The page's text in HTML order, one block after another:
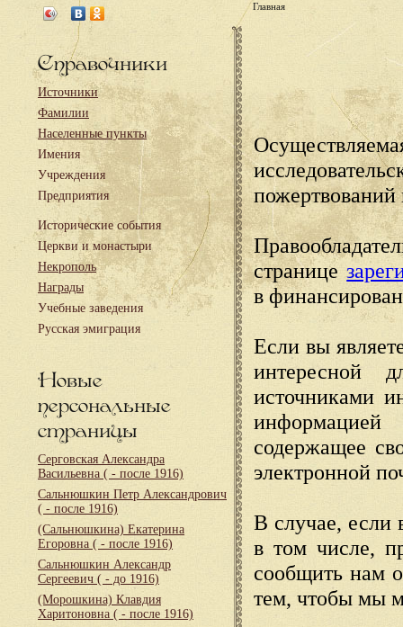
Справочники
Источники
Фамилии
Населенные пункты
Имения
Учреждения
Предприятия
Исторические события
Церкви и монастыри
Некрополь
Награды
Учебные заведения
Русская эмиграция
Новые
персональные
страницы
Серговская Александра
Васильевна ( - после 1916)
Сальнюшкин Петр Александрович
( - после 1916)
(Сальнюшкина) Екатерина
Егоровна ( - после 1916)
Сальнюшкин Александр
Сергеевич ( - до 1916)
(Морошкина) Клавдия
Харитоновна ( - после 1916)
Главная
пожертвований
странице
в
Если вы
интересной
источниками
содержащее
электронной
В случае, если
в том числе,
сообщить нам
тем, чтобы мы